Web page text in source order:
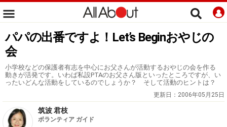
パパの出番ですよ！Let’s Beginおやじの
会
小学校などの保護者有志を中心にお父さんが活動するおやじの会を作る
動きが活発です。いわば私設PTAのお父さん版といったところですが、い
ったいどんな活動をしているのでしょうか？ そして活動のヒントは？
更新日： 2006年05月25日
筑波 君枝
ボランティア ガイド